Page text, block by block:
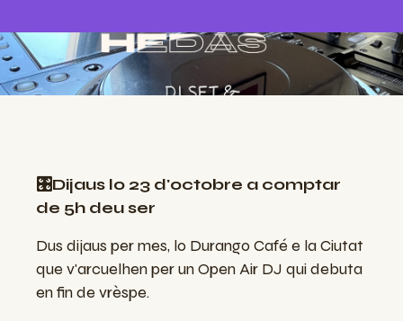
🎛️Dijaus lo 23 d'octobre a comptar
de 5h deu ser
Dus dijaus per mes, lo Durango Café e la Ciutat
que v'arcuelhen per un Open Air DJ qui debuta
en fin de vrèspe.